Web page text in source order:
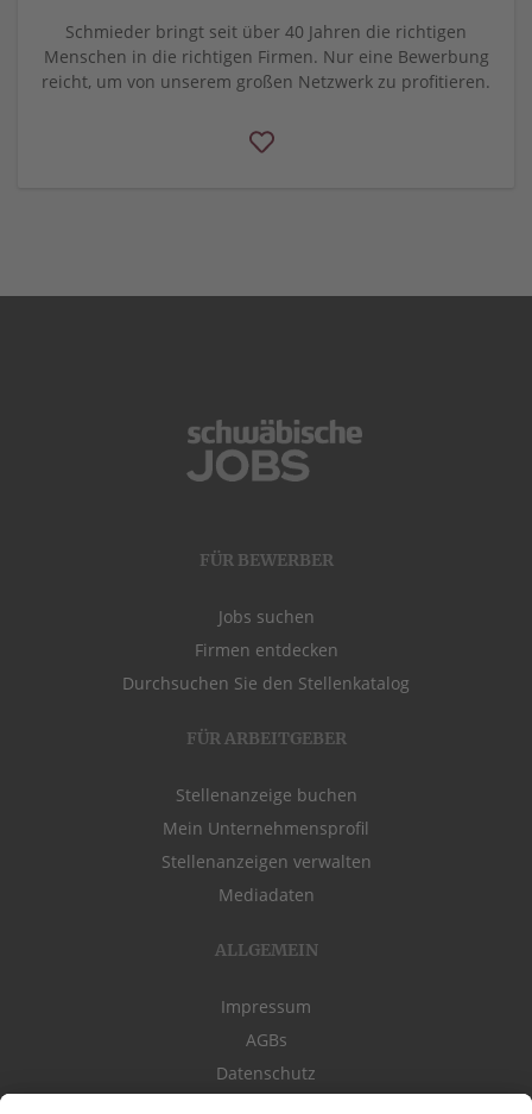
Schmieder bringt seit über 40 Jahren die richtigen
Menschen in die richtigen Firmen. Nur eine Bewerbung
reicht, um von unserem großen Netzwerk zu profitieren.
FÜR BEWERBER
Jobs suchen
Firmen entdecken
Durchsuchen Sie den Stellenkatalog
FÜR ARBEITGEBER
Stellenanzeige buchen
Mein Unternehmensprofil
Stellenanzeigen verwalten
Mediadaten
ALLGEMEIN
Impressum
AGBs
Datenschutz